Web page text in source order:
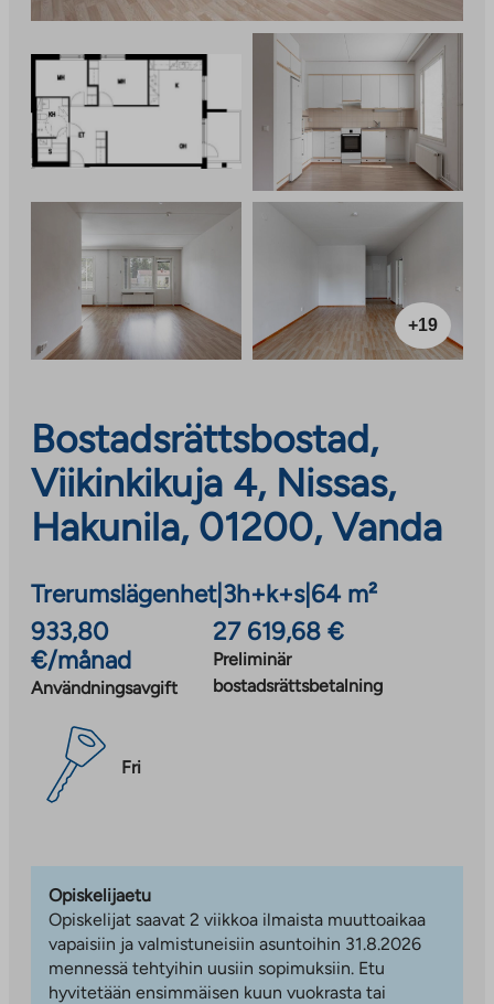
+19
Bostadsrättsbostad,
Viikinkikuja 4, Nissas,
Hakunila, 01200, Vanda
Trerumslägenhet| 3h+k+s| 64 m²
933,80
€/månad
Användningsavgift
27 619,68 €
Preliminär
bostadsrättsbetalning
Fri
Opiskelijaetu
Opiskelijat saavat 2 viikkoa ilmaista muuttoaikaa
vapaisiin ja valmistuneisiin asuntoihin 31.8.2026
mennessä tehtyihin uusiin sopimuksiin. Etu
hyvitetään ensimmäisen kuun vuokrasta tai